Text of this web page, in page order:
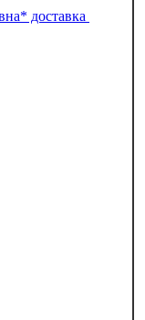
доставка